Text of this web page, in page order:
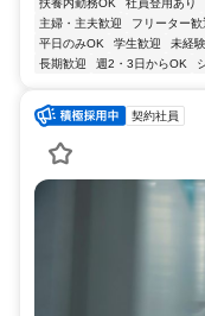
主婦・主夫歓迎
フリーター歓
平日のみOK
学生歓迎 未経
長期歓迎
週2・3日からOK
契約社員